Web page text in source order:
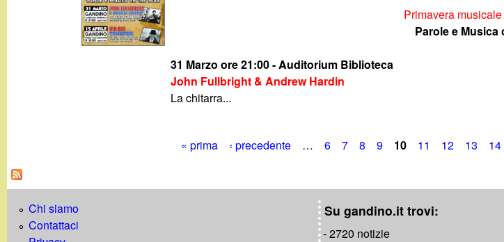
Primavera
Parole e Musica
31 Marzo ore 21:00 - Auditorium Biblioteca
John Fullbright & Andrew Hardin
La chitarra...
P
a
g
« prima ‹ precedente … 6 7 8 9 10 11 12 13 14
Chi siamo
Contattaci
Su gandino.it trovi:
- 2720 notizie